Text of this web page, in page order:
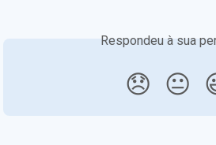
Respondeu à sua
😞 😐